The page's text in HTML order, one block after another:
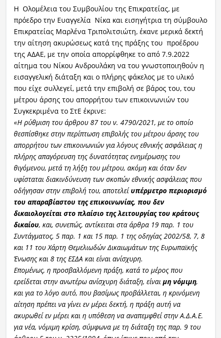
Η Ολομέλεια του Συμβουλίου της Επικρατείας, με
πρόεδρο την Ευαγγελία Νίκα και εισηγήτρια τη σύμβουλο
Επικρατείας Μαρλένα Τριπολιτσιώτη, έκανε μερικά δεκτή
την αίτηση ακυρώσεως κατά της πράξης του προέδρου
της ΑΔΑΕ, με την οποία απορρίφθηκε το από 7.9.2022
αίτημα του Νίκου Ανδρουλάκη να του γνωστοποιηθούν η
εισαγγελική διάταξη και ο πλήρης φάκελος με το υλικό
που είχε συλλεγεί, μετά την επιβολή σε βάρος του, του
μέτρου άρσης του απορρήτου των επικοινωνιών του
Συγκεκριμένα το ΣτΕ έκρινε:
«Η ρύθμιση του άρθρου 87 του ν. 4790/2021, με το οποίο
θεσπίσθηκε στην περίπτωση επιβολής του μέτρου άρσης του
απορρήτου των επικοινωνιών για λόγους εθνικής ασφάλειας η
πλήρης απαγόρευση της δυνατότητας ενημέρωσης του
θιγόμενου, μετά τη λήξη του μέτρου, ακόμη και όταν δεν
υφίσταται διακινδύνευση των σκοπών εθνικής ασφάλειας που
οδήγησαν στην επιβολή του, αποτελείυπέρμετρο περιορισμό
του απαραβίαστου της επικοινωνίας, που δεν
δικαιολογείται στο πλαίσιο της λειτουργίας του κράτους
δικαίου, και, συνεπώς, αντίκειται στα άρθρα 19 παρ. 1 του
Συντάγματος, 5 παρ. 1 και 15 παρ. 1 της οδηγίας 2002/58, 7, 8
και 11 του Χάρτη Θεμελιωδών Δικαιωμάτων της Ευρωπαϊκής
Ένωσης και 8 της ΕΣΔΑ και είναι ανίσχυρη.
Επομένως, η προσβαλλόμενη πράξη, κατά το μέρος που
ερείδεται στην ανωτέρω ανίσχυρη διάταξη, είναι μη νόμιμη,
και για το λόγο αυτό, που βασίμως προβάλλεται, η κρινόμενη
αίτηση πρέπει να γίνει εν μέρει δεκτή, η πράξη αυτή να
ακυρωθεί εν μέρει και η υπόθεση να αναπεμφθεί στην Α.Δ.Α.Ε.
για νέα, νόμιμη κρίση, σύμφωνα με τη διάταξη της παρ. 9 του